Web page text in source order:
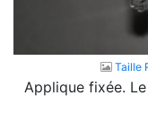
Taille
Applique fixée.